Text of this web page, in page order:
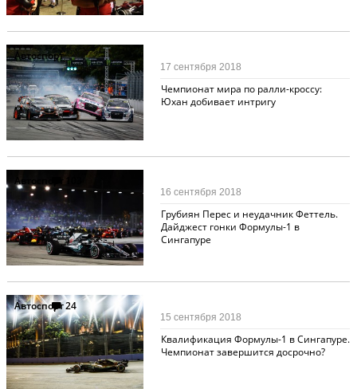
Автоспорт
Чемпионат мира по ралли-кроссу:
Юхан добивает интригу
17 сентября 2018
Автоспорт
Грубиян Перес и неудачник Феттель.
Дайджест гонки Формулы-1 в
Сингапуре
16 сентября 2018
Автоспорт24
Квалификация Формулы-1 в Сингапуре.
Чемпионат завершится досрочно?
15 сентября 2018